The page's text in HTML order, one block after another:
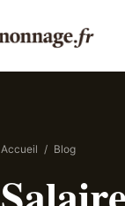
Accueil / Blog